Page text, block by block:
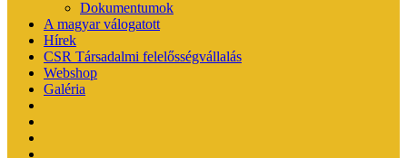
Dokumentumok
A magyar válogatott
Hírek
CSR Társadalmi felelősségvállalás
Webshop
Galéria